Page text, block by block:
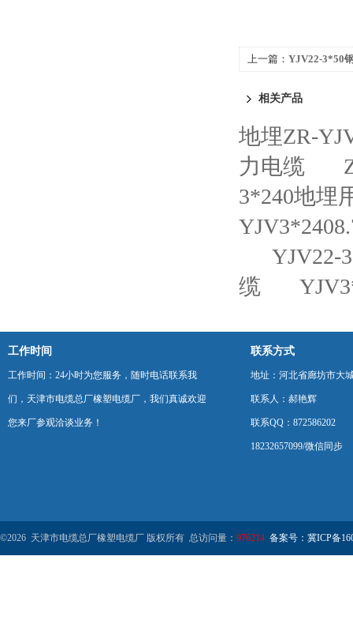
上一篇： YJV22-3*50
相关产品
地埋ZR-
力电缆
3*240地埋
YJV22-
缆
工作时间
工作时间：24小时为您服务，随时电话联系我
们，天津市电缆总厂橡塑电缆厂，我们真诚欢迎
您来厂参观洽谈业务！
联系方式
地址：河北省廊坊市大
联系人：郝艳辉
联系QQ：872586202
18232657099/微信同步
©2026 天津市电缆总厂橡塑电缆厂 版权所有 总访问量： 976214 备案号：冀ICP备